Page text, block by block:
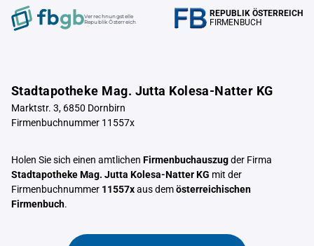
Verrechnungstelle
Republik Österreich
REPUBLIK ÖSTERREICH
FIRMENBUCH
Stadtapotheke Mag. Jutta Kolesa-Natter KG
Marktstr. 3, 6850 Dornbirn
Firmenbuchnummer 11557x
Holen Sie sich einen amtlichen Firmenbuchauszugder Firma
Stadtapotheke Mag. Jutta Kolesa-Natter KG mit der
Firmenbuchnummer 11557xaus demösterreichischen
Firmenbuch.